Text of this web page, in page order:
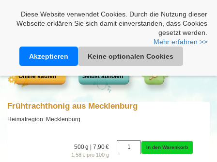
Diese Website verwendet Cookies. Durch die Nutzung dieser
Webseite erklären Sie sich damit einverstanden, dass Cookies
gesetzt werden.
Mehr erfahren >>
Akzeptieren
Keine optionalen Cookies
Online kaufen Selbst abholen
Frühtrachthonig aus Mecklenburg
Heimatregion: Mecklenburg
500 g | 7,90 €
1,58 € pro 100 g
In den Warenkorb